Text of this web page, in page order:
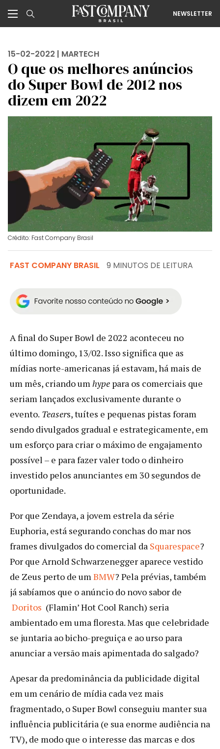
NEWSLETTER
15-02-2022 | MARTECH
O que os melhores anúncios
do Super Bowl de 2012 nos
dizem em 2022
Crédito: Fast Company Brasil
FAST COMPANY BRASIL 9 MINUTOS DE LEITURA
A final do Super Bowl de 2022 aconteceu no
último domingo, 13/02. Isso significa que as
mídias norte-americanas já estavam, há mais de
um mês, criando umhype para os comerciais que
seriam lançados exclusivamente durante o
evento. Teasers, tuítes e pequenas pistas foram
sendo divulgados gradual e estrategicamente, em
um esforço para criar o máximo de engajamento
possível – e para fazer valer todo o dinheiro
investido pelos anunciantes em 30 segundos de
oportunidade.
Por que Zendaya, a jovem estrela da série
Euphoria, está segurando conchas do mar nos
frames divulgados do comercial da Squarespace?
Por que Arnold Schwarzenegger aparece vestido
de Zeus perto de umBMW? Pela prévias, também
já sabíamos que o anúncio do novo sabor de
Doritos (Flamin’ Hot Cool Ranch) seria
ambientado em uma floresta. Mas que celebridade
se juntaria ao bicho-preguiça e ao urso para
anunciar a versão mais apimentada do salgado?
Apesar da predominância da publicidade digital
em um cenário de mídia cada vez mais
fragmentado, o Super Bowl conseguiu manter sua
influência publicitária (e sua enorme audiência na
TV), de modo que o interesse das marcas e dos